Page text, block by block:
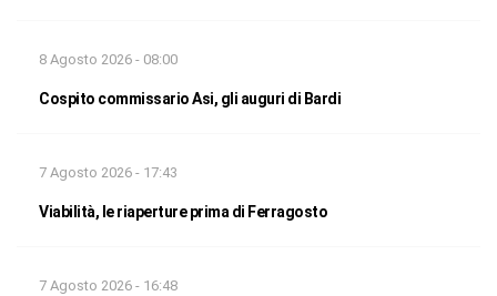
8 Agosto 2026 - 08:00
Cospito commissario Asi, gli auguri di Bardi
7 Agosto 2026 - 17:43
Viabilità, le riaperture prima di Ferragosto
7 Agosto 2026 - 16:48